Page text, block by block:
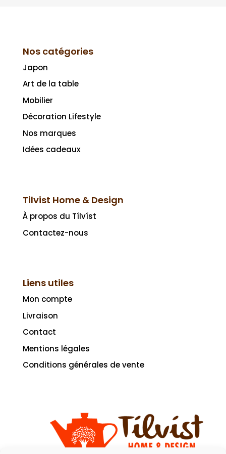
Nos catégories
Japon
Art de la table
Mobilier
Décoration Lifestyle
Nos marques
Idées cadeaux
Tilvist Home & Design
À propos du Tílvíst
Contactez-nous
Liens utiles
Mon compte
Livraison
Contact
Mentions légales
Conditions générales de vente